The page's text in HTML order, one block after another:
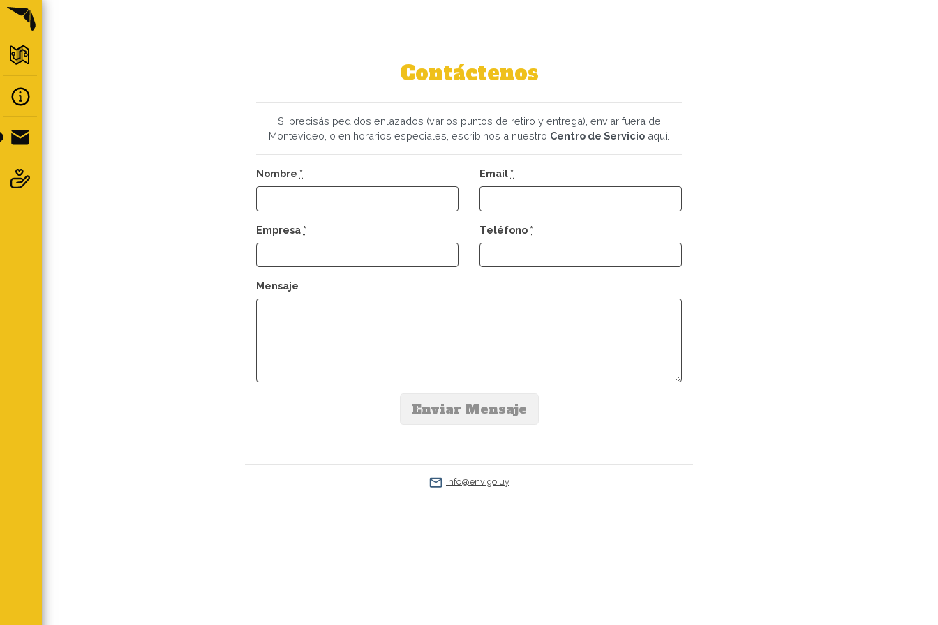
Contáctenos
Si precisás pedidos enlazados (varios puntos de retiro y entrega), enviar fuera de
Montevideo, o en horarios especiales, escribinos a nuestro Centro de Servicio aquí.
Nombre * Email *
Empresa * Teléfono *
Mensaje
info@envigo.uy